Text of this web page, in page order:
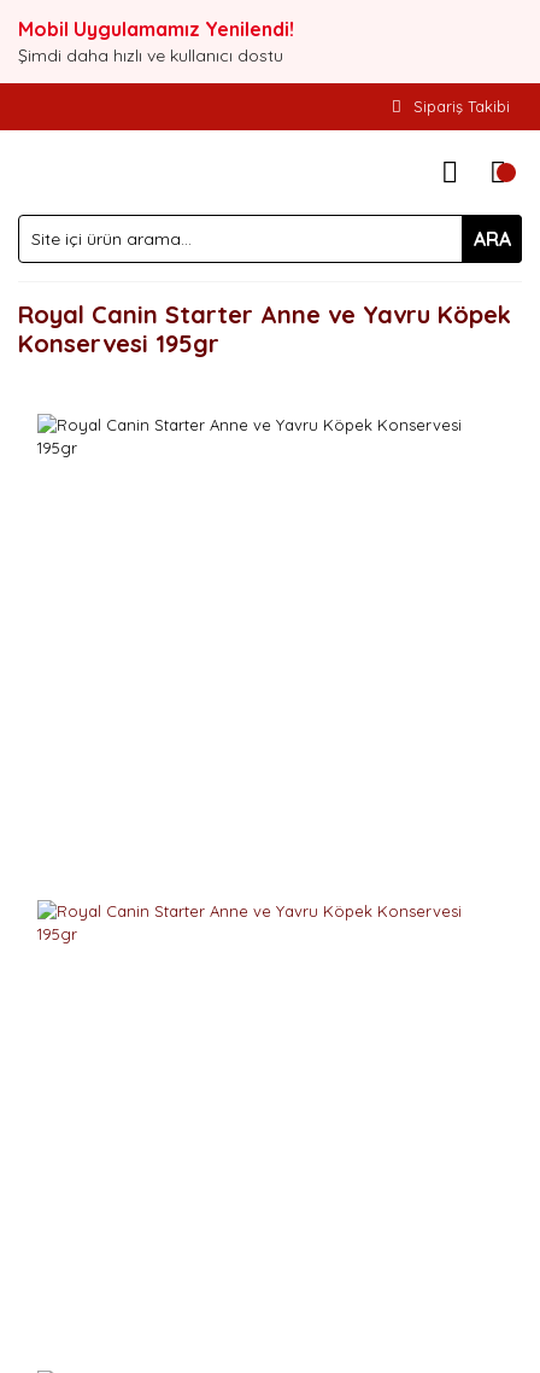
Mobil Uygulamamız Yenilendi!
Şimdi daha hızlı ve kullanıcı dostu
Sipariş Takibi
ARA
Royal Canin Starter Anne ve Yavru Köpek
Konservesi 195gr